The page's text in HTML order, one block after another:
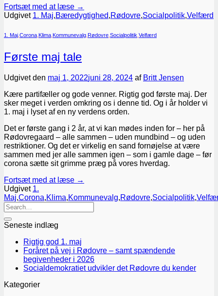
Fortsæt med at læse →
Udgivet 1. Maj,Bæredygtighed,Rødovre,Socialpolitik,Velfærd
1. Maj Corona Klima Kommunevalg Rødovre Socialpolitik Velfærd
Første maj tale
Udgivet den maj 1, 2022juni 28, 2024 af Britt Jensen
Kære partifæller og gode venner. Rigtig god første maj. Der
sker meget i verden omkring os i denne tid. Og i år holder vi
1. maj i lyset af en ny verdens orden.
Det er første gang i 2 år, at vi kan mødes inden for – her på
Rødovregaard – alle sammen – uden mundbind – og uden
restriktioner. Og det er virkelig en sand fornøjelse at være
sammen med jer alle sammen igen – som i gamle dage – før
corona sætte sit grimme præg på vores hverdag.
Fortsæt med at læse →
Udgivet 1.
Maj,Corona,Klima,Kommunevalg,Rødovre,Socialpolitik,
Seneste indlæg
Rigtig god 1. maj
Foråret på vej i Rødovre – samt spændende
begivenheder i 2026
Socialdemokratiet udvikler det Rødovre du kender
Kategorier